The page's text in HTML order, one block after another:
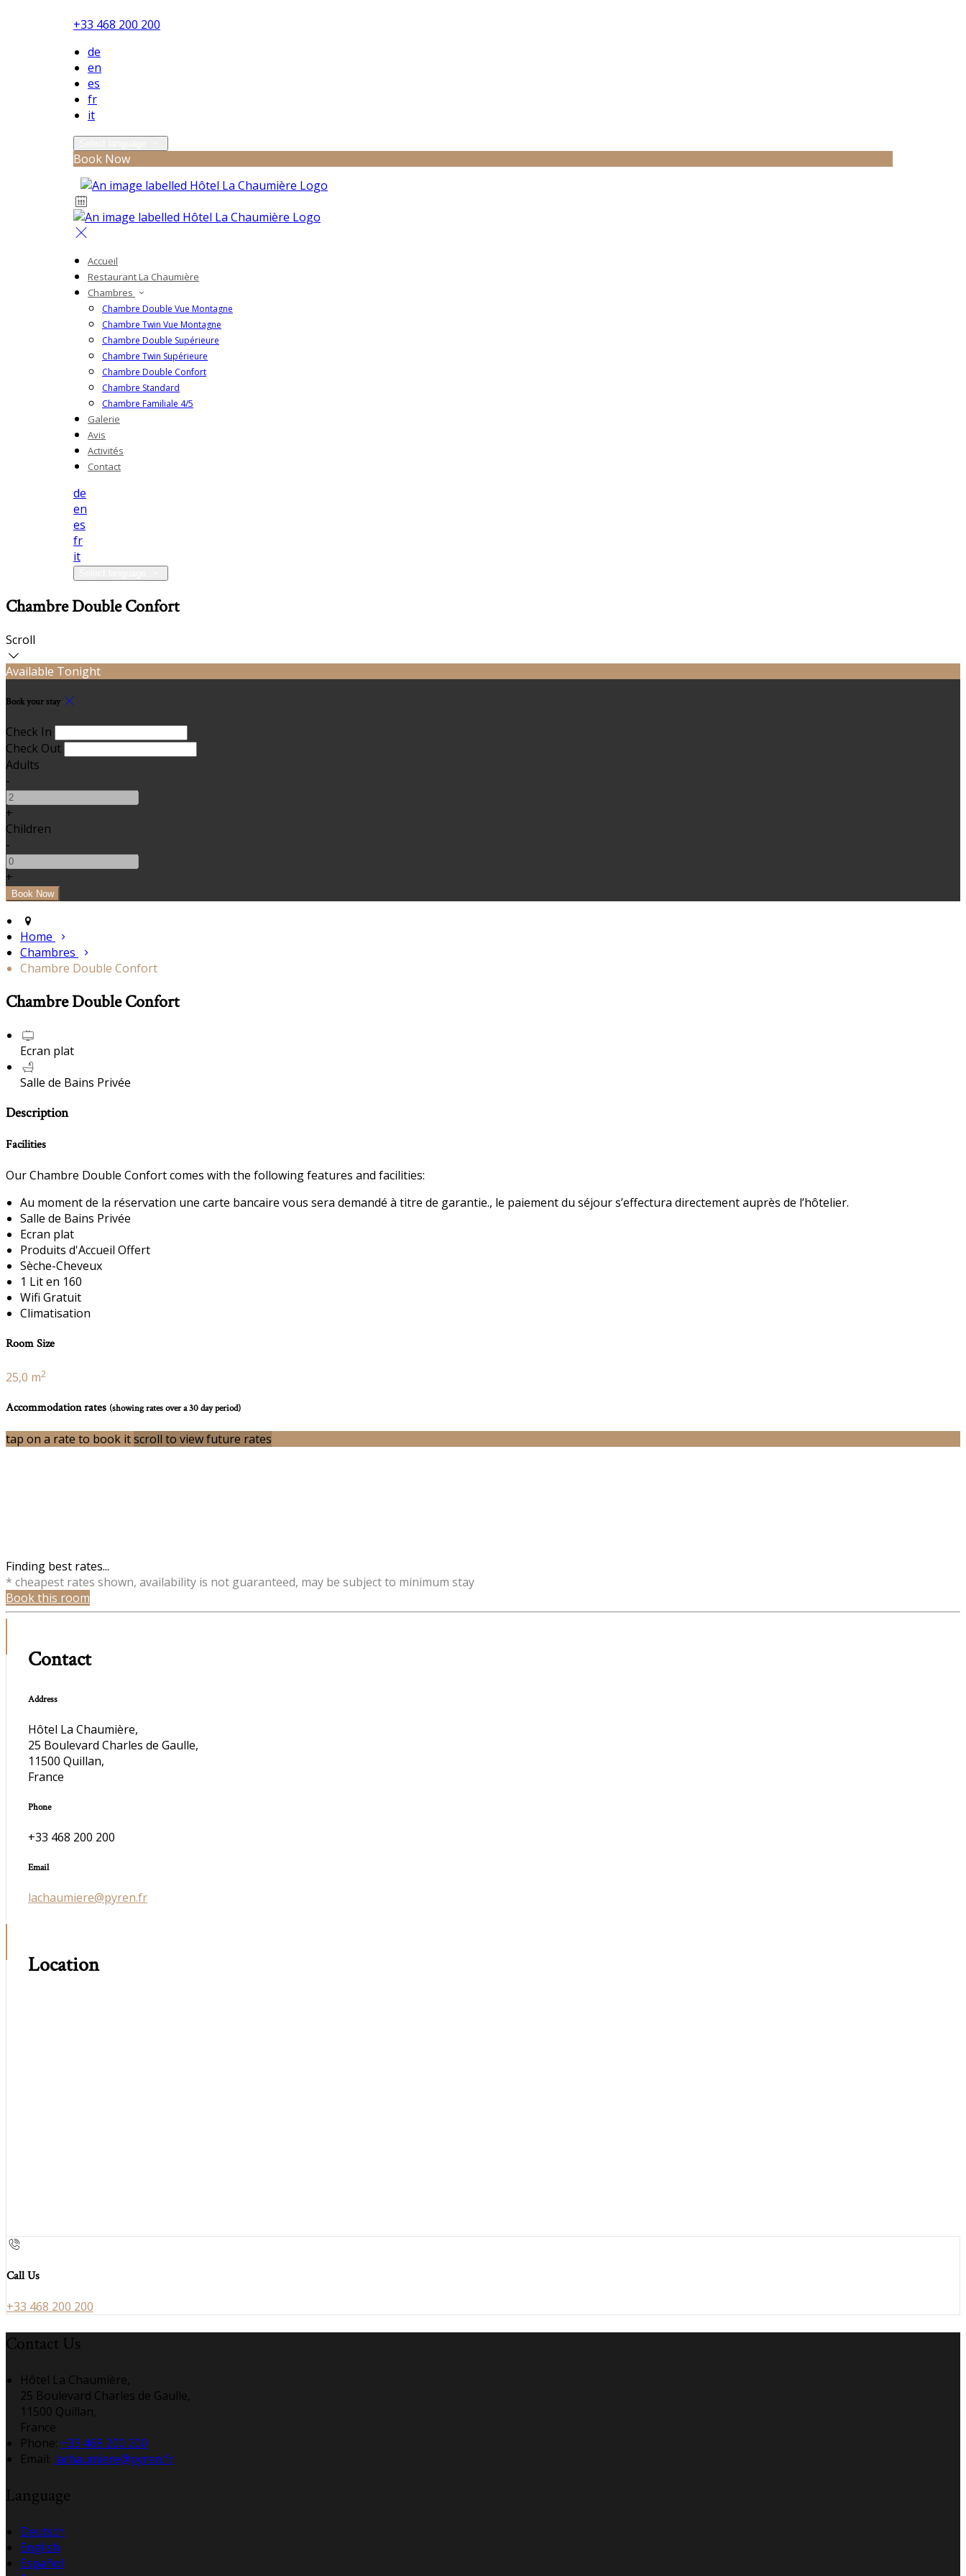
+33 468 200 200
de
en
es
fr
it
Book Now
Accueil
Restaurant La Chaumière
Chambres
Chambre Double Vue Montagne
Chambre Twin Vue Montagne
Chambre Double Supérieure
Chambre Twin Supérieure
Chambre Double Confort
Chambre Standard
Chambre Familiale 4/5
Galerie
Avis
Activités
Contact
de
en
es
fr
it
Chambre Double Confort
Scroll
Available Tonight
Book your stay
Check In
Check Out
Adults
-
+
Children
-
+
Home
Chambres
Chambre Double Confort
Chambre Double Confort
Ecran plat
Salle de Bains Privée
Description
Facilities
Our Chambre Double Confort comes with the following features and facilities:
Au moment de la réservation une carte bancaire vous sera demandé à titre de garantie., le paiement du séjour s’effectura directement auprès de l’hôtelier.
Salle de Bains Privée
Ecran plat
Produits d'Accueil Offert
Sèche-Cheveux
1 Lit en 160
Wifi Gratuit
Climatisation
Room Size
25,0 m2
Accommodation rates (showing rates over a 30 day period)
tap on a rate to book itscroll to view future rates
Finding best rates...
* cheapest rates shown, availability is not guaranteed, may be subject to minimum stay
Book this room
Contact
Address
Hôtel La Chaumière,
25 Boulevard Charles de Gaulle,
11500 Quillan,
France
Phone
+33 468 200 200
Email
lachaumiere@pyren.fr
Location
Call Us
+33 468 200 200
Contact Us
Hôtel La Chaumière,
25 Boulevard Charles de Gaulle,
11500 Quillan,
France
Phone: +33 468 200 200
Email: lachaumiere@pyren.fr
Language
Deutsch
English
Español